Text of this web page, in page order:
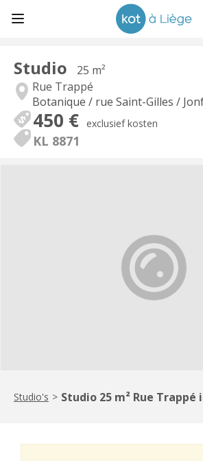
Studio
25 m²
Rue Trappé
Botanique / rue Saint-Gilles /
450 € exclusief kosten
KL 8871
Studio's > Studio 25 m² Rue Trappé